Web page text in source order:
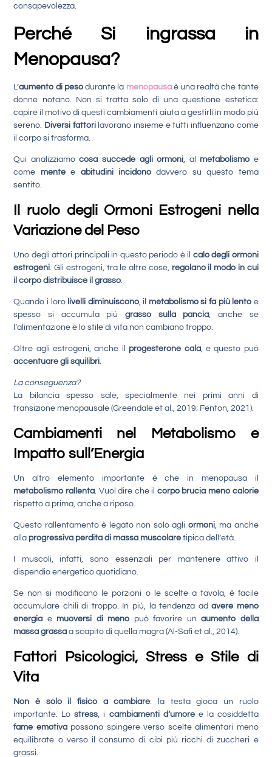
consapevolezza.
Perché Si ingrassa in
Menopausa?
L’aumento di pesodurante la menopausaè una realtà che tante
donne notano. Non si tratta solo di una questione estetica:
capire il motivo di questi cambiamenti aiuta a gestirli in modo più
sereno. Diversi fattorilavorano insieme e tutti influenzano come
il corpo si trasforma.
Qui analizziamocosa succede agli ormoni, al metabolismo e
come mentee abitudini incidono davvero su questo tema
sentito.
Il ruolo degli Ormoni Estrogeni nella
Variazione del Peso
Uno degli attori principali in questo periodo è il calo degli ormoni
estrogeni. Gli estrogeni, tra le altre cose, regolano il modo in cui
il corpo distribuisce il grasso.
Quando i loro livelli diminuiscono, il metabolismo si fa più lento e
spesso si accumula più grasso sulla pancia, anche se
l’alimentazione e lo stile di vita non cambiano troppo.
Oltre agli estrogeni, anche il progesterone cala, e questo può
accentuare gli squilibri.
La conseguenza?
La bilancia spesso sale, specialmente nei primi anni di
transizione menopausale (Greendale et al., 2019; Fenton, 2021).
Cambiamenti nel Metabolismo e
Impatto sull’Energia
Un altro elemento importante è che in menopausa il
metabolismo rallenta. Vuol dire che il corpo brucia meno calorie
rispetto a prima, anche a riposo.
Questo rallentamento è legato non solo agli ormoni, ma anche
alla progressiva perdita di massa muscolare tipica dell’età.
I muscoli, infatti, sono essenziali per mantenere attivo il
dispendio energetico quotidiano.
Se non si modificano le porzioni o le scelte a tavola, è facile
accumulare chili di troppo. In più, la tendenza adavere meno
energia e muoversi di meno può favorire unaumento della
massa grassa a scapito di quella magra (Al-Safi et al., 2014).
Fattori Psicologici, Stress e Stile di
Vita
Non è solo il fisico a cambiare: la testa gioca un ruolo
importante. Lostress, i cambiamenti d’umoree la cosiddetta
fame emotivapossono spingere verso scelte alimentari meno
equilibrate o verso il consumo di cibi più ricchi di zuccheri e
grassi.